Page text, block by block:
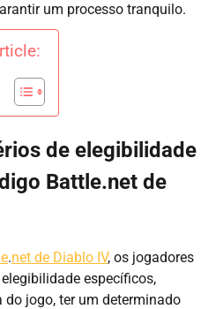
um processo tranquilo.
de elegibilidade
Battle.net de
.net de Diablo IV, os jogadores
específicos,
do jogo, ter um determinado